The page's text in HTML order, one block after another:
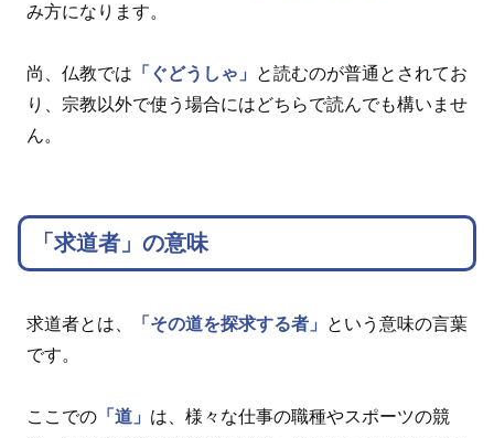
み方になります。
尚、仏教では 「ぐどうしゃ」
と読むのが普通とされてお
り、宗教以外で使う場合にはどちらで読んでも構いませ
ん。
「求道者」の意味
求道者とは、 「その道を探求する者」
という意味の言葉
です。
ここでの 「道」 は、様々な仕事の職種やスポーツの競